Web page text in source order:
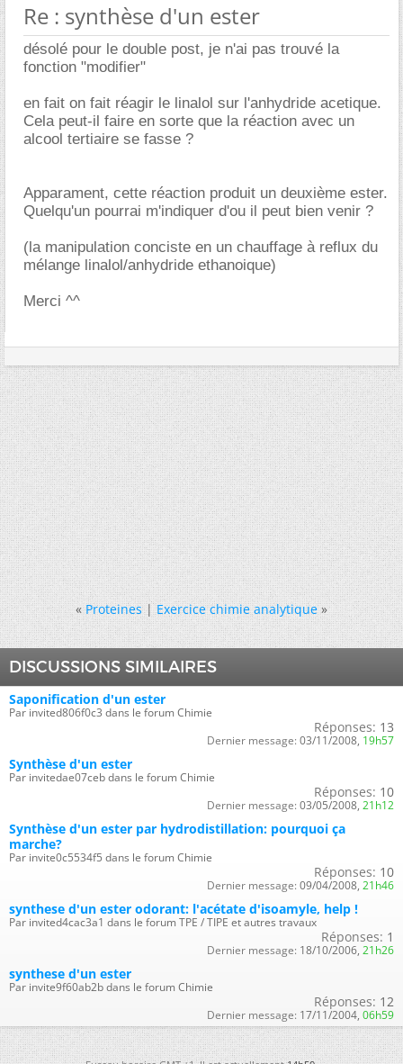
Re : synthèse d'un ester
désolé pour le double post, je n'ai pas trouvé la
fonction "modifier"
en fait on fait réagir le linalol sur l'anhydride acetique.
Cela peut-il faire en sorte que la réaction avec un
alcool tertiaire se fasse ?
Apparament, cette réaction produit un deuxième ester.
Quelqu'un pourrai m'indiquer d'ou il peut bien venir ?
(la manipulation conciste en un chauffage à reflux du
mélange linalol/anhydride ethanoique)
Merci ^^
« Proteines|Exercice chimie analytique »
DISCUSSIONS SIMILAIRES
Saponification d'un ester
Par invited806f0c3 dans le forum Chimie
Réponses: 13
Dernier message: 03/11/2008, 19h57
Synthèse d'un ester
Par invitedae07ceb dans le forum Chimie
Réponses: 10
Dernier message: 03/05/2008, 21h12
Synthèse d'un ester par hydrodistillation: pourquoi ça
marche?
Par invite0c5534f5 dans le forum Chimie
Réponses: 10
Dernier message: 09/04/2008, 21h46
synthese d'un ester odorant: l'acétate d'isoamyle, help !
Par invited4cac3a1 dans le forum TPE / TIPE et autres travaux
Réponses: 1
Dernier message: 18/10/2006, 21h26
synthese d'un ester
Par invite9f60ab2b dans le forum Chimie
Réponses: 12
Dernier message: 17/11/2004, 06h59